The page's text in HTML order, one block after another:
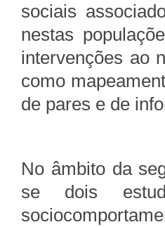
sociais
nestas
intervenções ao
como
de pares e de
No âmbito da
se dois